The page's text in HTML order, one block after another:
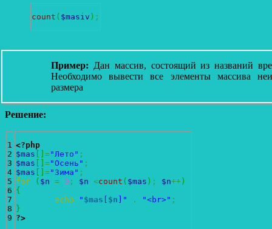
count ( $masiv ) ;
Пример: Дан массив, состоящий из названий
Необходимо вывести все элементы массива
размера
Решение:
1
2
3
4
5
6
7
8
<?php
$mas
="Лето" ;
$mas
="Осень" ;
$mas
="Зима" ;
for
( $n = 0 ; $n <count ( $mas ) ; $n++ )
{
echo
" $mas $n ]" . "<br>" ;
}
?>